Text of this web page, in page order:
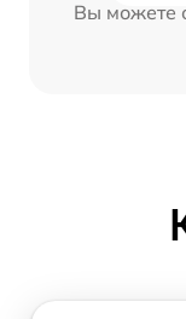
Вы можете